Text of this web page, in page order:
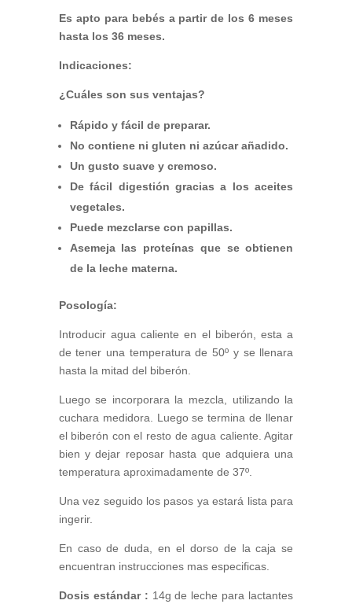
Es apto para bebés a partir de los 6 meses
hasta los 36 meses.
Indicaciones:
¿Cuáles son sus ventajas?
Rápido y fácil de preparar.
No contiene ni gluten ni azúcar añadido.
Un gusto suave y cremoso.
De fácil digestión gracias a los aceites
vegetales.
Puede mezclarse con papillas.
Asemeja las proteínas que se obtienen
de la leche materna.
Posología:
Introducir agua caliente en el biberón, esta a
de tener una temperatura de 50º y se llenara
hasta la mitad del biberón.
Luego se incorporara la mezcla, utilizando la
cuchara medidora. Luego se termina de llenar
el biberón con el resto de agua caliente. Agitar
bien y dejar reposar hasta que adquiera una
temperatura aproximadamente de 37º.
Una vez seguido los pasos ya estará lista para
ingerir.
En caso de duda, en el dorso de la caja se
encuentran instrucciones mas especificas.
Dosis estándar : 14g de leche para lactantes